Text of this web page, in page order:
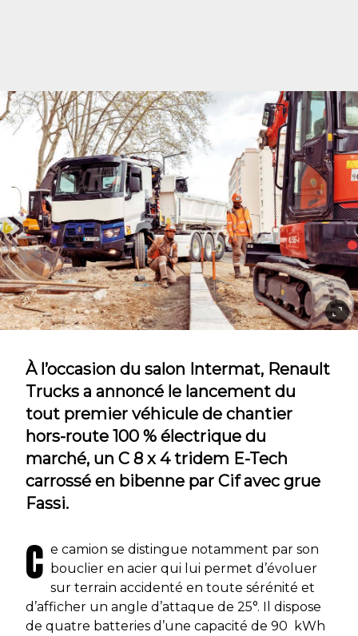
À l’occasion du salon Intermat, Renault
Trucks a annoncé le lancement du
tout premier véhicule de chantier
hors-route 100 % électrique du
marché, un C 8 x 4 tridem E-Tech
carrossé en bibenne par Cif avec grue
Fassi.
C e camion se distingue notamment par son
bouclier en acier qui lui permet d’évoluer
sur terrain accidenté en toute sérénité et
d’afficher un angle d’attaque de 25°. Il dispose
de quatre batteries d’une capacité de 90 kWh